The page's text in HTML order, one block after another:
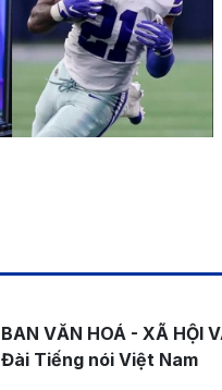
BAN VĂN HOÁ - XÃ HỘI
Đài Tiếng nói Việt Nam